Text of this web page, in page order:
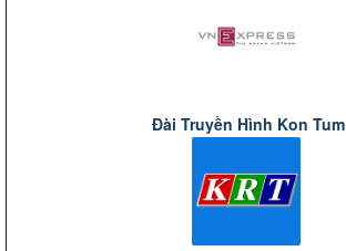
Đài Truyền Hình Kon Tum